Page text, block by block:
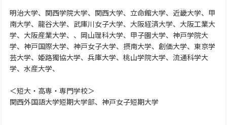
明治大学、関西学院大学、関西大学、立命館大学、近畿大学、甲
南大学、龍谷大学、武庫川女子大学、大阪経済大学、大阪工業大
学、大阪産業大学、、岡山理科大学、甲子園大学、神戸学院大
学、神戸国際大学、神戸女子大学、摂南大学、創価大学、東京学
芸大学、姫路獨協大学、兵庫大学、桃山学院大学、流通科学大
学、水産大学、
＜短大・高専・専門学校＞
関西外国語大学短期大学部、神戸女子短期大学